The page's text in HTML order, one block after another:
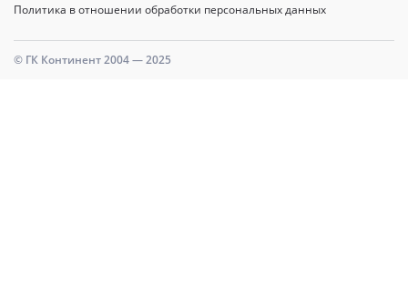
Политика в отношении обработки персональных данных
© ГК Континент 2004 — 2025